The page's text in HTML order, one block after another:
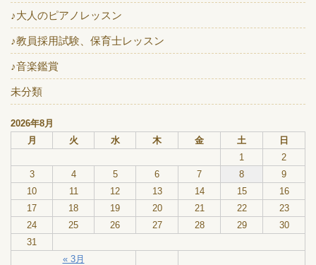
♪大人のピアノレッスン
♪教員採用試験、保育士レッスン
♪音楽鑑賞
未分類
2026年8月
月
火 水 木 金 土 日
« 3月
1
2
3
4 5 6 7 8
9
10
11 12 13 14 15
16
17
18 19 20 21 22
23
24
25 26 27 28 29
30
31